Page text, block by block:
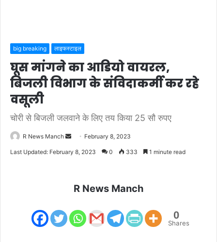
big breaking लाइफस्टाइल
घूस मांगने का आडियो वायरल,
बिजली विभाग के संविदाकर्मी कर रहे
वसूली
चोरी से बिजली जलवाने के लिए तय किया 25 सौ रुपए
R News Manch
Send February 8, 2023
Last Updated: February 8, 2023 0 333 1 minute read
R News Manch
0
Shares